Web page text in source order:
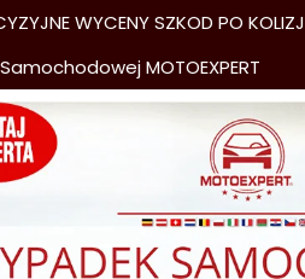
WYCENY SZKOD PO
MOTOEXPERT